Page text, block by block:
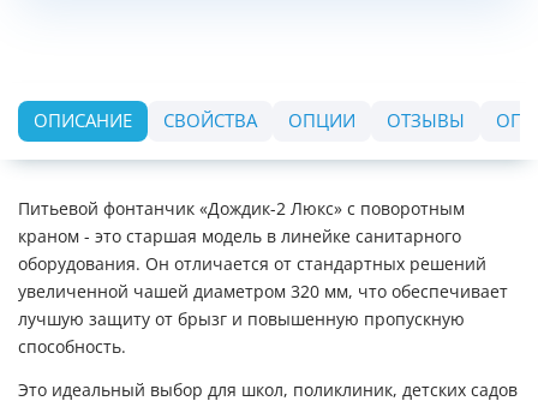
ОПИСАНИЕ СВОЙСТВА ОПЦИИ ОТЗЫВЫ
Питьевой фонтанчик «Дождик-2 Люкс» с поворотным
краном - это старшая модель в линейке санитарного
оборудования. Он отличается от стандартных решений
увеличенной чашей диаметром 320 мм, что обеспечивает
лучшую защиту от брызг и повышенную пропускную
способность.
Это идеальный выбор для школ, поликлиник, детских садов